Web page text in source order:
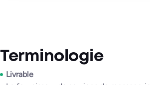
Terminologie
Livrable